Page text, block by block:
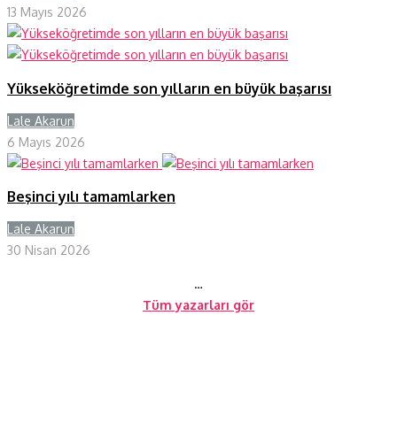
13 Mayıs 2026
Yükseköğretimde son yılların en büyük başarısı
Lale Akarun
6 Mayıs 2026
Beşinci yılı tamamlarken
Lale Akarun
30 Nisan 2026
…
Tüm yazarları gör